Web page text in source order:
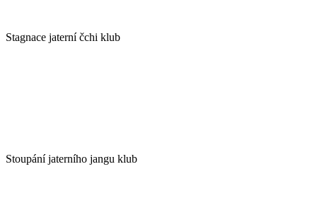
Stagnace jaterní čchi klub
Stoupání jaterního jangu klub